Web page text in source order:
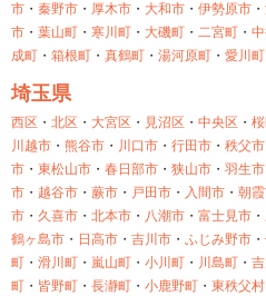
市 ・ 秦野市 ・ 厚木市 ・ 大和市 ・ 伊勢原市 ・
市 ・ 葉山町 ・ 寒川町 ・ 大磯町 ・ 二宮町 ・
成町 ・ 箱根町 ・ 真鶴町 ・ 湯河原町 ・ 愛川町
埼玉県
西区 ・ 北区 ・ 大宮区 ・ 見沼区 ・ 中央区 ・
川越市 ・ 熊谷市 ・ 川口市 ・ 行田市 ・ 秩父市
市 ・ 東松山市 ・ 春日部市 ・ 狭山市 ・ 羽生市
市 ・ 越谷市 ・ 蕨市 ・ 戸田市 ・ 入間市 ・ 朝
市 ・ 久喜市 ・ 北本市 ・ 八潮市 ・ 富士見市 ・
鶴ヶ島市 ・ 日高市 ・ 吉川市 ・ ふじみ野市 ・
町 ・ 滑川町 ・ 嵐山町 ・ 小川町 ・ 川島町 ・
町 ・ 皆野町 ・ 長瀞町 ・ 小鹿野町 ・ 東秩父村